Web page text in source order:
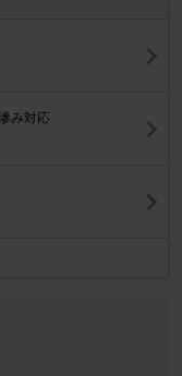
み対応